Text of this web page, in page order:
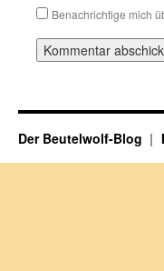
Benachrichtige mich
Der Beutelwolf-Blog